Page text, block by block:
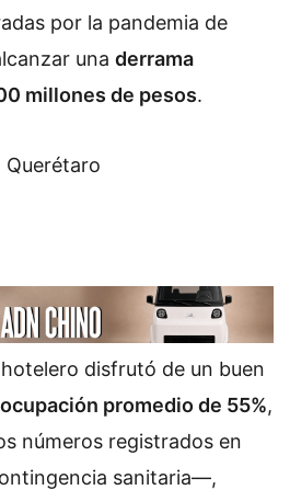
por la pandemia de
una derrama
millones de pesos.
disfrutó de un buen
ocupación promedio de 55%,
números registrados en
sanitaria—,